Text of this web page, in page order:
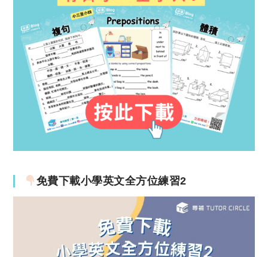
免費下載小學英文全方位練習2